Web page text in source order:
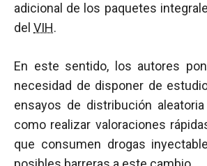
adicional de los paquetes
del VIH.
En este sentido, los autores
necesidad de disponer de
ensayos de distribución
como realizar valoraciones
que consumen drogas